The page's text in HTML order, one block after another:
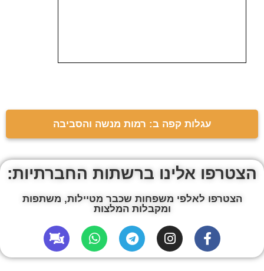
עגלות קפה ב: רמות מנשה והסביבה
הצטרפו אלינו ברשתות החברתיות:
הצטרפו לאלפי משפחות שכבר מטיילות, משתפות
ומקבלות המלצות